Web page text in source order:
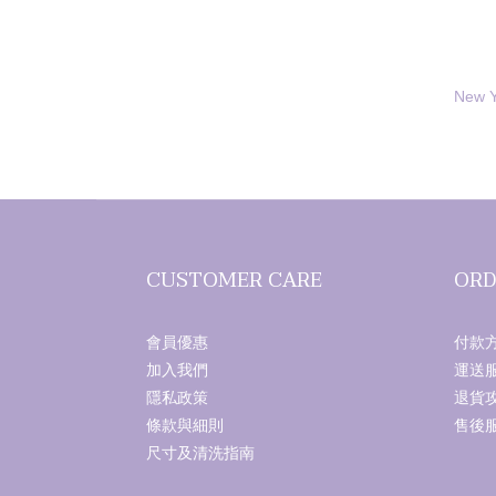
New
CUSTOMER CARE
會員優惠
加入我們
隱私政策
條款與細則
尺寸及清洗指南
付款
運送
退貨
售後